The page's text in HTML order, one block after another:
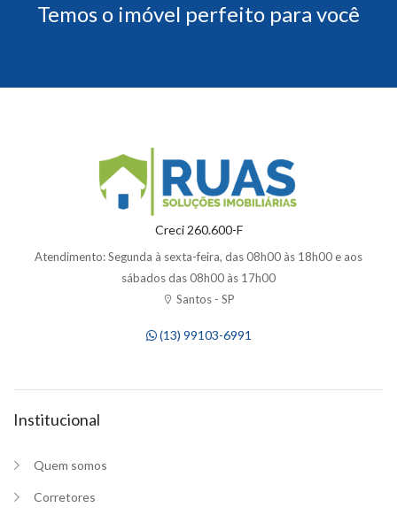
Temos o imóvel perfeito para você
Creci 260.600-F
Atendimento: Segunda à sexta-feira, das 08h00 às 18h00 e aos
sábados das 08h00 às 17h00
Santos - SP
(13) 99103-6991
Institucional
Quem somos
Corretores